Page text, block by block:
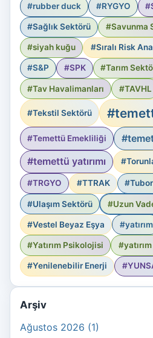
#rubber duck #RYGYO
#Sağlık Sektörü #Savunma
#siyah kuğu #Sıralı Risk
#S&P #SPK #Tarım
#Tav Havalimanları #TAVHL
#Tekstil Sektörü
#Temettü Emekliliği
#temettü yatırımı
#TRGYO #TTRAK
#Ulaşım Sektörü #Uzun
#Vestel Beyaz Eşya #yatırım
#Yatırım Psikolojisi
#Yenilenebilir Enerji
Arşiv
Ağustos 2026 (1)